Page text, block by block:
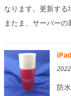
なります。更新す
またま、サーバー
防